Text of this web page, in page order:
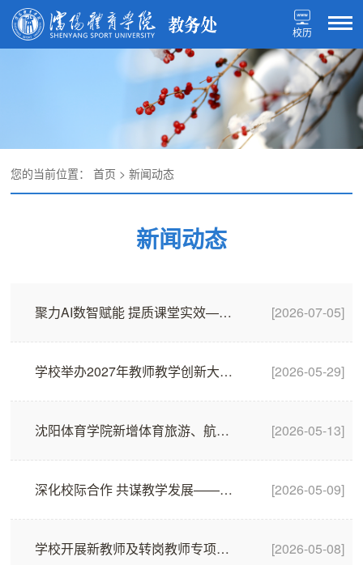
校历
您的当前位置：首页 >新闻动态
新闻动态
聚力AI数智赋能 提质课堂实效——学校开展AI赋能教学观摩活动 [2026-07-05]
学校举办2027年教师教学创新大赛培训交流会 [2026-05-29]
沈阳体育学院新增体育旅游、航空运动2个本科专业 [2026-05-13]
深化校际合作 共谋教学发展——沈阳体育学院赴沈阳航空航天大学开展教育教学管理交流 [2026-05-09]
学校开展新教师及转岗教师专项培训会 [2026-05-08]